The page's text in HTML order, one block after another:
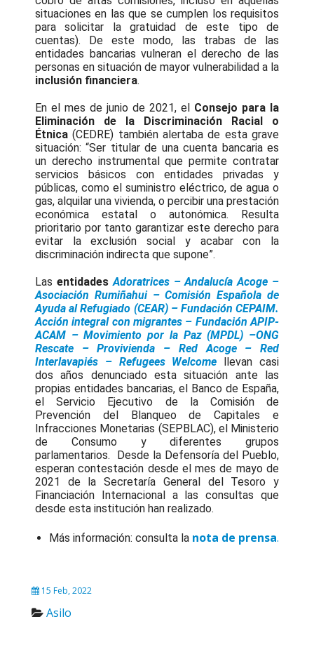
situaciones en las que se cumplen los requisitos
para solicitar la gratuidad de este tipo de
cuentas). De este modo, las trabas de las
entidades bancarias vulneran el derecho de las
personas en situación de mayor vulnerabilidad a la
inclusión financiera.
En el mes de junio de 2021, el Consejo para la
Eliminación de la Discriminación Racial o
Étnica(CEDRE) también alertaba de esta grave
situación: “Ser titular de una cuenta bancaria es
un derecho instrumental que permite contratar
servicios básicos con entidades privadas y
públicas, como el suministro eléctrico, de agua o
gas, alquilar una vivienda, o percibir una prestación
económica estatal o autonómica. Resulta
prioritario por tanto garantizar este derecho para
evitar la exclusión social y acabar con la
discriminación indirecta que supone”.
Las entidades Adoratrices – Andalucía Acoge –
Asociación Rumiñahui – Comisión Española de
Ayuda al Refugiado (CEAR) – Fundación CEPAIM.
Acción integral con migrantes – Fundación APIP-
ACAM – Movimiento por la Paz (MPDL) –ONG
Rescate – Provivienda – Red Acoge – Red
Interlavapiés – Refugees Welcome llevan casi
dos años denunciado esta situación ante las
propias entidades bancarias, el Banco de España,
el Servicio Ejecutivo de la Comisión de
Prevención del Blanqueo de Capitales e
Infracciones Monetarias (SEPBLAC), el Ministerio
de Consumo y diferentes grupos
parlamentarios. Desde la Defensoría del Pueblo,
esperan contestación desde el mes de mayo de
2021 de la Secretaría General del Tesoro y
Financiación Internacional a las consultas que
desde esta institución han realizado.
Más información: consulta la nota de prensa.
15 Feb, 2022
Asilo